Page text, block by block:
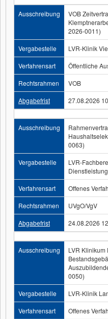
Ausschreibung
VOB
2026-0011)
Vergabestelle
LVR-Klinik
Verfahrensart
Öffentliche
Rechtsrahmen
VOB
Abgabefrist
27.08.2026
Ausschreibung
0063)
Vergabestelle
LVR-
Verfahrensart
Offenes
Rechtsrahmen
UVgO/VgV
Abgabefrist
24.08.2026
Ausschreibung
LVR
0050)
Vergabestelle
LVR-Klinik
Verfahrensart
Offenes